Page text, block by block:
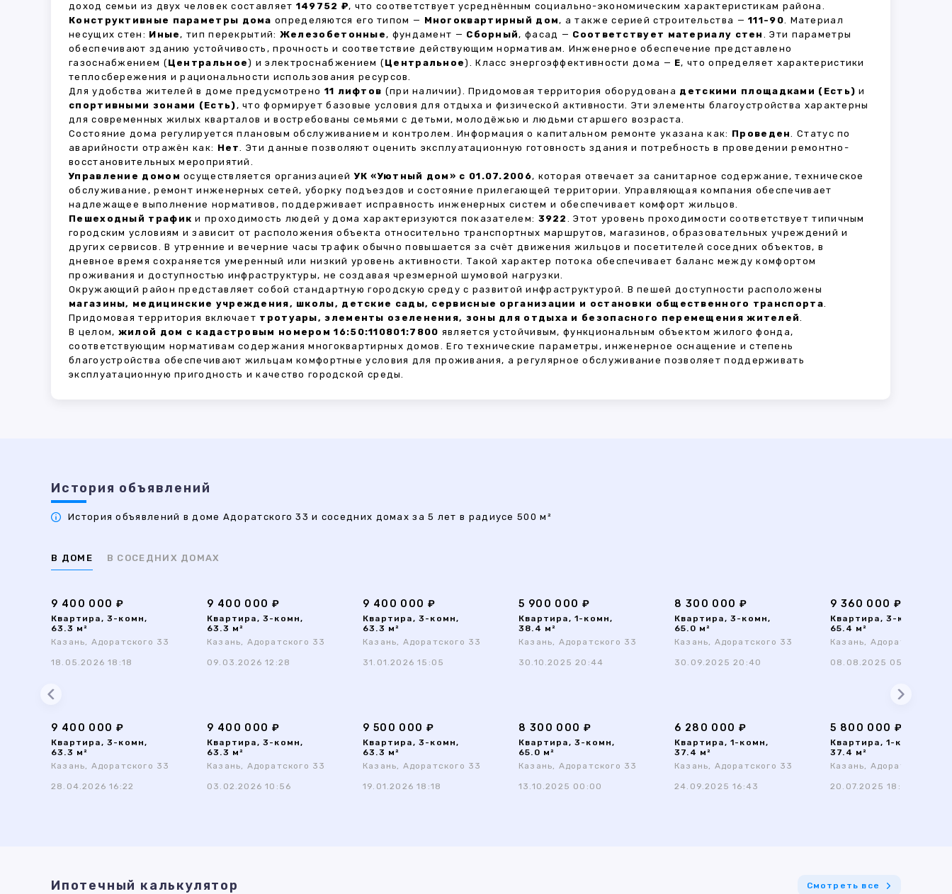
доход семьи из двух человек составляет 149752 ₽, что соответствует усреднённым социально-экономическим характеристикам района.
Конструктивные параметры дома определяются его типом — Многоквартирный дом, а также серией строительства —111-90. Материал
несущих стен: Иные, тип перекрытий: Железобетонные, фундамент — Сборный, фасад — Соответствует материалу стен . Эти параметры
обеспечивают зданию устойчивость, прочность и соответствие действующим нормативам. Инженерное обеспечение представлено
газоснабжением (Центральное) и электроснабжением (Центральное). Класс энергоэффективности дома — E, что определяет характеристики
теплосбережения и рациональности использования ресурсов.
Для удобства жителей в доме предусмотрено 11 лифтов (при наличии). Придомовая территория оборудована детскими площадками (Есть) и
спортивными зонами (Есть), что формирует базовые условия для отдыха и физической активности. Эти элементы благоустройства характерны
для современных жилых кварталов и востребованы семьями с детьми, молодёжью и людьми старшего возраста.
Состояние дома регулируется плановым обслуживанием и контролем. Информация о капитальном ремонте указана как: Проведен. Статус по
аварийности отражён как: Нет. Эти данные позволяют оценить эксплуатационную готовность здания и потребность в проведении ремонтно-
восстановительных мероприятий.
Управление домом осуществляется организациейУК «Уютный дом» с 01.07.2006, которая отвечает за санитарное содержание, техническое
обслуживание, ремонт инженерных сетей, уборку подъездов и состояние прилегающей территории. Управляющая компания обеспечивает
надлежащее выполнение нормативов, поддерживает исправность инженерных систем и обеспечивает комфорт жильцов.
Пешеходный трафик и проходимость людей у дома характеризуются показателем: 3922 . Этот уровень проходимости соответствует типичным
городским условиям и зависит от расположения объекта относительно транспортных маршрутов, магазинов, образовательных учреждений и
других сервисов. В утренние и вечерние часы трафик обычно повышается за счёт движения жильцов и посетителей соседних объектов, в
дневное время сохраняется умеренный или низкий уровень активности. Такой характер потока обеспечивает баланс между комфортом
проживания и доступностью инфраструктуры, не создавая чрезмерной шумовой нагрузки.
Окружающий район представляет собой стандартную городскую среду с развитой инфраструктурой. В пешей доступности расположены
магазины, медицинские учреждения, школы, детские сады, сервисные организации и остановки общественного транспорта.
Придомовая территория включает тротуары, элементы озеленения, зоны для отдыха и безопасного перемещения жителей.
В целом, жилой дом с кадастровым номером 16:50:110801:7800 является устойчивым, функциональным объектом жилого фонда,
соответствующим нормативам содержания многоквартирных домов. Его технические параметры, инженерное оснащение и степень
благоустройства обеспечивают жильцам комфортные условия для проживания, а регулярное обслуживание позволяет поддерживать
эксплуатационную пригодность и качество городской среды.
История объявлений
История объявлений в доме Адоратского 33 и соседних домах за 5 лет в радиусе 500 м²
В ДОМЕ В СОСЕДНИХ ДОМАХ
9 400 000 ₽
Квартира, 3-комн,
63.3 м²
Казань, Адоратского 33
18.05.2026 18:18
9 400 000 ₽
Квартира, 3-комн,
63.3 м²
Казань, Адоратского 33
09.03.2026 12:28
9 400 000 ₽
Квартира, 3-комн,
63.3 м²
Казань, Адоратского 33
31.01.2026 15:05
5 900 000 ₽
Квартира, 1-комн,
38.4 м²
Казань, Адоратского 33
30.10.2025 20:44
8 300 000 ₽
Квартира, 3-комн,
65.0 м²
Казань, Адоратского 33
30.09.2025 20:40
9 360 000 ₽
Квартира, 3-комн,
65.4 м²
Казань, Адоратского 33
08.08.2025 05:18
9 400 000 ₽
Квартира, 3-комн,
63.3 м²
Казань, Адоратского 33
28.04.2026 16:22
9 400 000 ₽
Квартира, 3-комн,
63.3 м²
Казань, Адоратского 33
03.02.2026 10:56
9 500 000 ₽
Квартира, 3-комн,
63.3 м²
Казань, Адоратского 33
19.01.2026 18:18
8 300 000 ₽
Квартира, 3-комн,
65.0 м²
Казань, Адоратского 33
13.10.2025 00:00
6 280 000 ₽
Квартира, 1-комн,
37.4 м²
Казань, Адоратского 33
24.09.2025 16:43
5 800 000 ₽
Квартира, 1-комн,
37.4 м²
Казань, Адоратского 33
20.07.2025 18:38
Ипотечный калькулятор Смотреть все